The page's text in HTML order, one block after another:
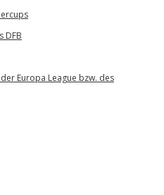
DFB
Europa League bzw. des